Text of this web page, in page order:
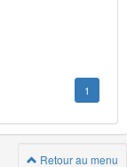
1
Retour au menu